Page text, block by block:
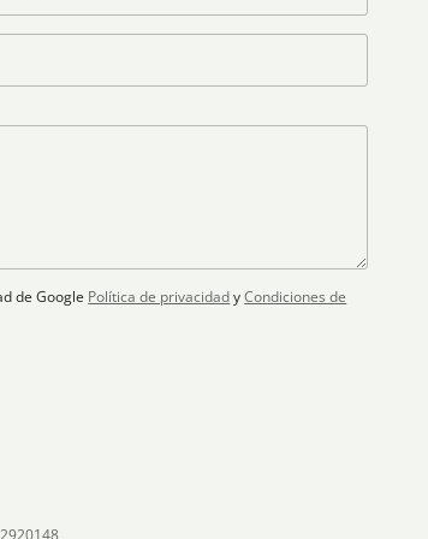
de Google Política de privacidad yCondiciones de